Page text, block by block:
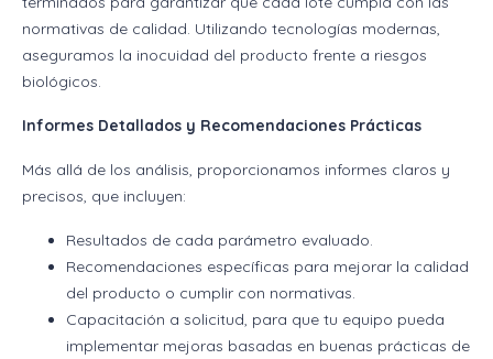
normativas de calidad. Utilizando tecnologías modernas,
aseguramos la inocuidad del producto frente a riesgos
biológicos.
Informes Detallados y Recomendaciones Prácticas
Más allá de los análisis, proporcionamos informes claros y
precisos, que incluyen:
Resultados de cada parámetro evaluado.
Recomendaciones específicas para mejorar la calidad
del producto o cumplir con normativas.
Capacitación a solicitud, para que tu equipo pueda
implementar mejoras basadas en buenas prácticas de